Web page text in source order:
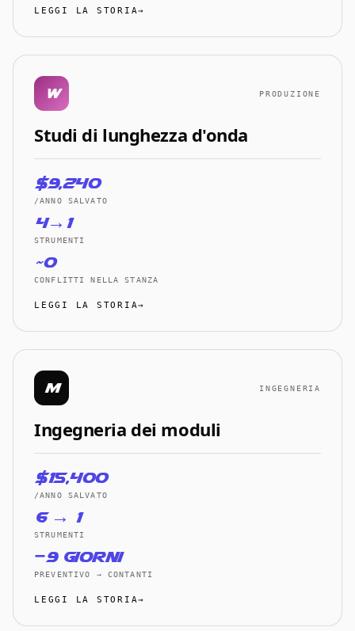
LEGGI LA STORIA→
W PRODUZIONE
Studi di lunghezza d'onda
$9,240
/ANNO SALVATO
4→1
STRUMENTI
~0
CONFLITTI NELLA STANZA
LEGGI LA STORIA→
M INGEGNERIA
Ingegneria dei moduli
$15,400
/ANNO SALVATO
6 → 1
STRUMENTI
−9 giorni
PREVENTIVO → CONTANTI
LEGGI LA STORIA→